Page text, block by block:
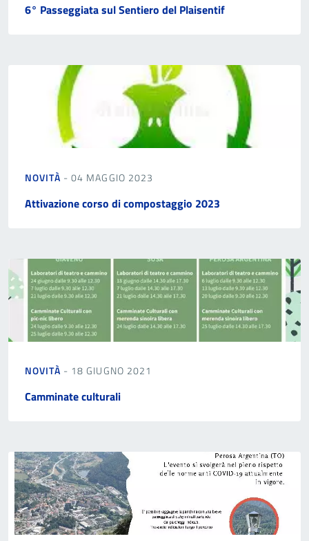
6° Passeggiata sul Sentiero del Plaisentif
NOVITÀ - 04 MAGGIO 2023
Attivazione corso di compostaggio 2023
NOVITÀ - 18 GIUGNO 2021
Camminate culturali